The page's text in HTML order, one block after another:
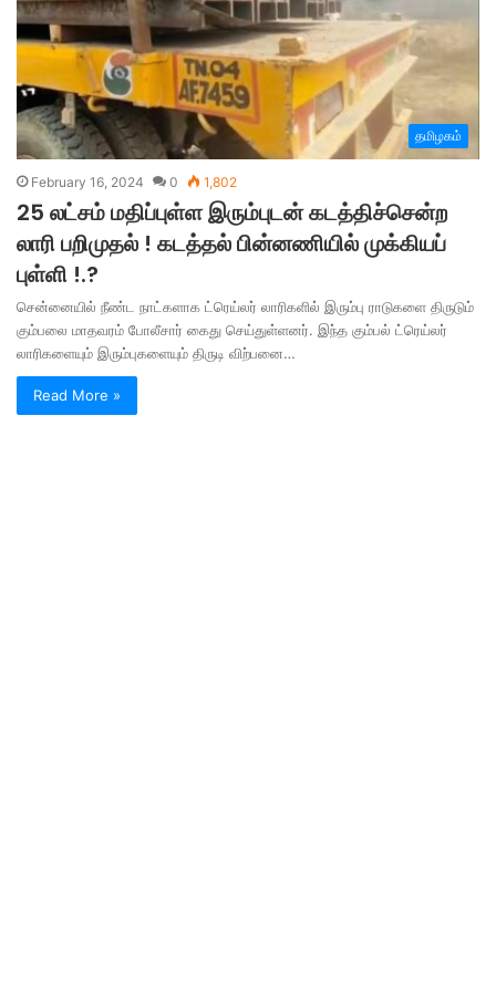
தமிழகம்
February 16, 2024 0 1,802
25 லட்சம் மதிப்புள்ள இரும்புடன் கடத்திச்சென்ற
லாரி பறிமுதல் ! கடத்தல் பின்னணியில் முக்கியப்
புள்ளி !.?
சென்னையில் நீண்ட நாட்களாக ட்ரெய்லர் லாரிகளில் இரும்பு ராடுகளை திருடும்
கும்பலை மாதவரம் போலீசார் கைது செய்துள்ளனர். இந்த கும்பல் ட்ரெய்லர்
லாரிகளையும் இரும்புகளையும் திருடி விற்பனை…
Read More »